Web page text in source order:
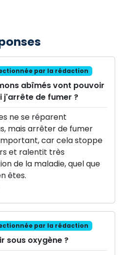
par la rédaction
abîmés vont pouvoir
j'arrête de fumer ?
ne se réparent
mais arrêter de fumer
car cela stoppe
et ralentit très
de la maladie, quel que
êtes.
par la rédaction
sous oxygène ?